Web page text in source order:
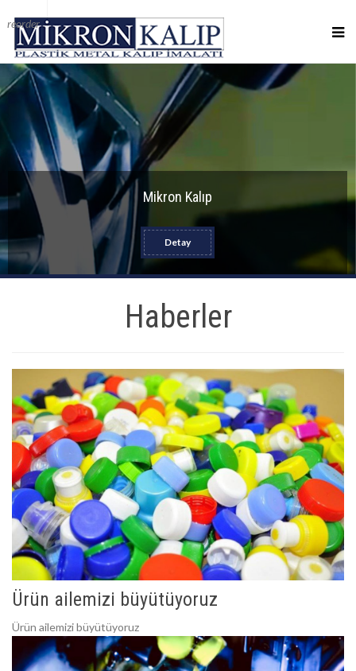
reorder
Mikron Kalıp
Detay
Haberler
Ürün ailemizi büyütüyoruz
Ürün ailemizi büyütüyoruz